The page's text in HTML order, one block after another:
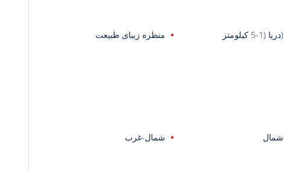
(دریا (1-5 کیلومتر
منظره زیبای طبیعت
شمال
شمال-غرب